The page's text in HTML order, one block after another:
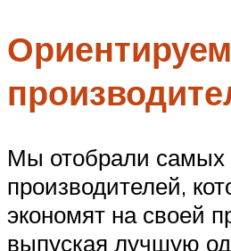
Мы отобрали
производителей,
экономят на своей
выпуская лучшую